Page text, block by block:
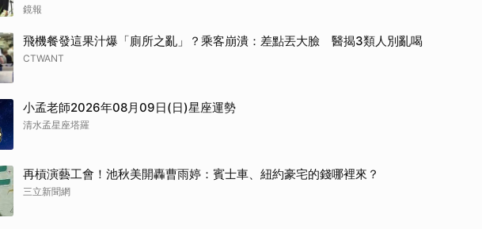
鏡報
飛機餐發這果汁爆「廁所之亂」？乘客崩潰：差點丟大臉 醫揭3類人別亂喝
CTWANT
小孟老師2026年08月09日(日)星座運勢
清水孟星座塔羅
再槓演藝工會！池秋美開轟曹雨婷：賓士車、紐約豪宅的錢哪裡來？
三立新聞網